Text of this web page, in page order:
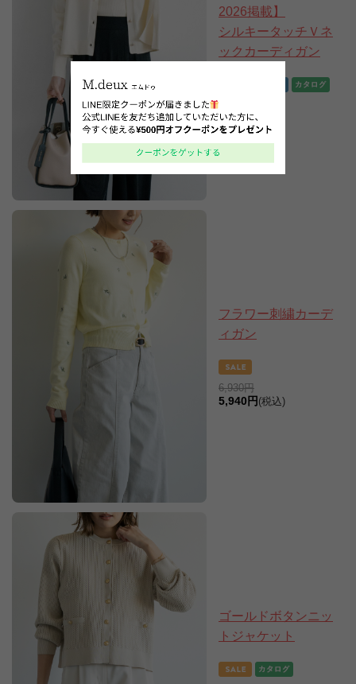
2026掲載】
シルキータッチＶネ
ックカーディガン
7,128円
フラワー刺繍カーデ
ィガン
6,930円
5,940円 (税込)
ゴールドボタンニッ
トジャケット